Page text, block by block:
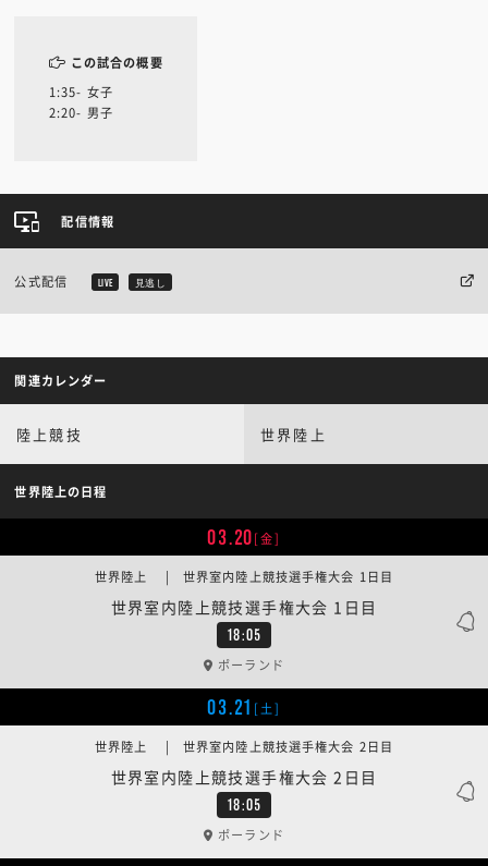
この試合の概要
1:35- 女子
2:20- 男子
配信情報
公式配信 LIVE 見逃し
関連カレンダー
陸上競技 世界陸上
世界陸上の日程
03.20[金]
18:05
世界室内陸上競技選手権大会 1日目
世界陸上 | 世界室内陸上競技選手権大会 1日目
ポーランド
03.21 [土]
18:05
世界室内陸上競技選手権大会 2日目
世界陸上 | 世界室内陸上競技選手権大会 2日目
ポーランド